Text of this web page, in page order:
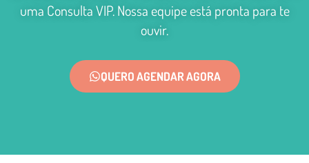
uma Consulta VIP. Nossa equipe está pronta para te
ouvir.
QUERO AGENDAR AGORA